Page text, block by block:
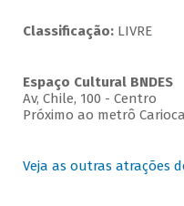
Classificação:LIVRE
Espaço Cultural BNDES
Av, Chile, 100 - Centro
Próximo ao metrô Carioca
Veja as outras atrações